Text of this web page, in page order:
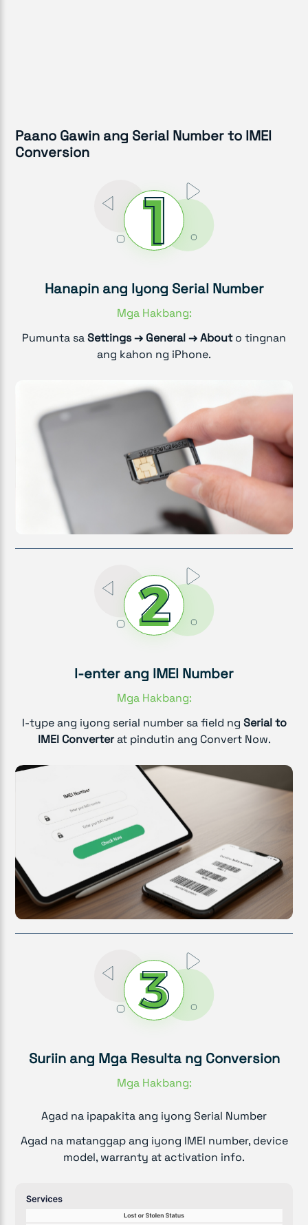
Paano Gawin ang Serial Number to IMEI
Conversion
Hanapin ang Iyong Serial Number
Mga Hakbang:
Pumunta saSettings → General → Abouto tingnan
ang kahon ng iPhone.
I-enter ang IMEI Number
Mga Hakbang:
I-type ang iyong serial number sa field ng Serial to
IMEI Converterat pindutin ang Convert Now.
Suriin ang Mga Resulta ng Conversion
Mga Hakbang:
Agad na ipapakita ang iyong Serial Number
Agad na matanggap ang iyong IMEI number, device
model, warranty at activation info.